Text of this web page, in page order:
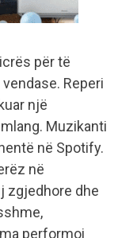
për të
Reperi
një
Muzikanti
në Spotify.
në
zgjedhore dhe
performoi